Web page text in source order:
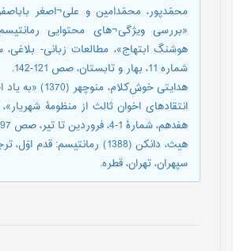
«بررسی ویژگی¬های محتوایی
هوشنگ ابتهاج»، مطالعات زبانی-
شماره 11، بهار و تابستان، صص 121-142.
هدایتی خوش‌کلام، منوچهر
انتقادهای اخوان ثالث از منظومۀ شهریار»،
هفدهم، شمارۀ 1-4، فروردین تا تیر، صص 297-304.
هیث، دانکن (1388) رمانتیسم: قدم
سپهران، تهران، قطره.